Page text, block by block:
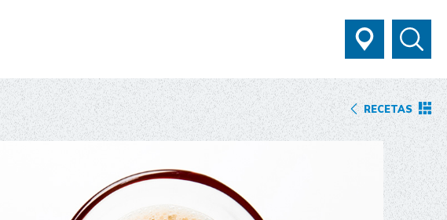
RECETAS